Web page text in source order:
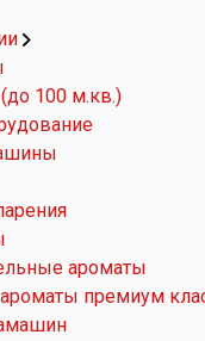
100 м.кв.)
ароматы
премиум